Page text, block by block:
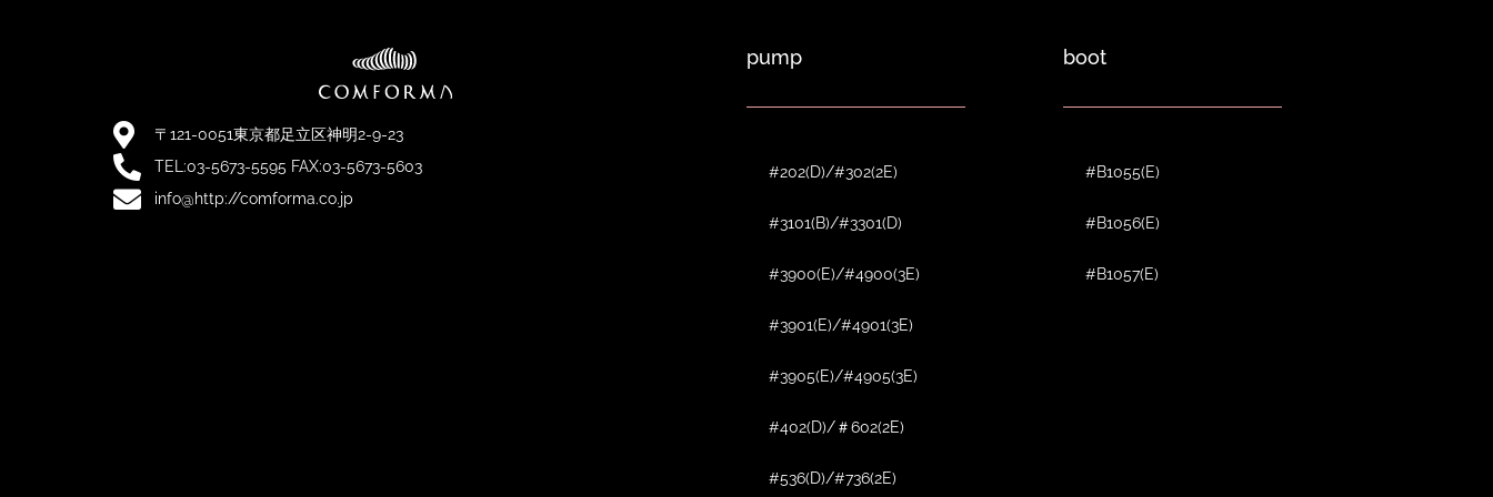
〒121-0051東京都足立区神明2-9-23
TEL:03-5673-5595 FAX:03-5673-5603
info@http://comforma.co.jp
pump
#202(D)/#302(2E)
#3101(B)/#3301(D)
#3900(E)/#4900(3E)
#3901(E)/#4901(3E)
#3905(E)/#4905(3E)
#402(D)/＃602(2E)
#536(D)/#736(2E)
boot
#B1055(E)
#B1056(E)
#B1057(E)